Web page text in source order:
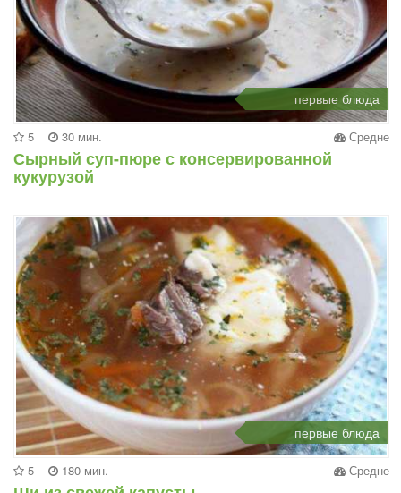
первые блюда
5 30 мин. Средне
Сырный суп-пюре с консервированной
кукурузой
первые блюда
5 180 мин. Средне